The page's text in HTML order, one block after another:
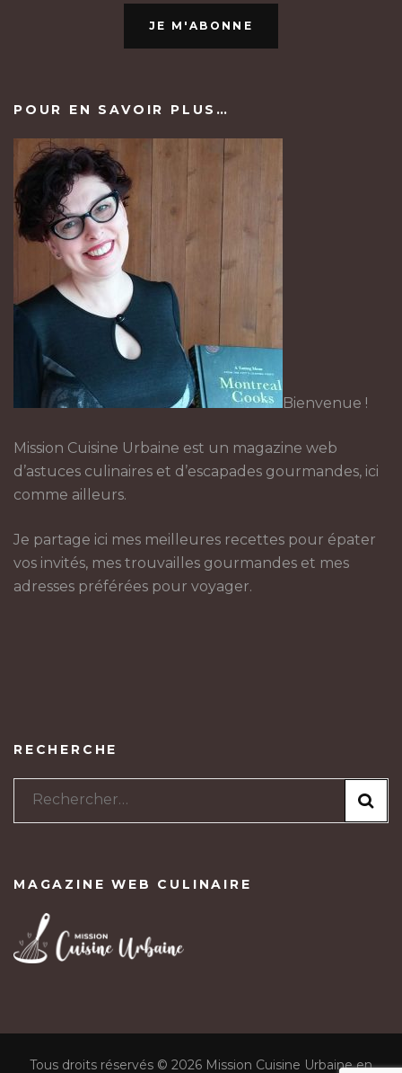
JE M'ABONNE
POUR EN SAVOIR PLUS…
Bienvenue !
Mission Cuisine Urbaine est un magazine web
d’astuces culinaires et d’escapades gourmandes, ici
comme ailleurs.
Je partage ici mes meilleures recettes pour épater
vos invités, mes trouvailles gourmandes et mes
adresses préférées pour voyager.
RECHERCHE
Rechercher :
MAGAZINE WEB CULINAIRE
Tous droits réservés © 2026 Mission Cuisine Urbaine en